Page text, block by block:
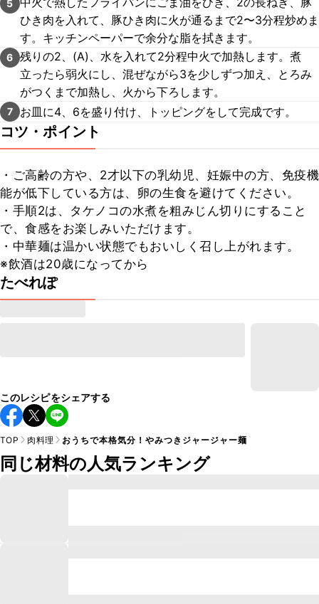
5
ひき肉を入れて、豚ひき肉に火が通るまで2〜3分程炒めま
す。キッチンペーパーで余分な脂を拭きます。
6 残りの2、(A)、水を入れて2分程中火で加熱します。煮
立ったら弱火にし、混ぜながら3を少しずつ加え、とろみ
がつくまで加熱し、火から下ろします。
7 お皿に4、6を盛り付け、トッピングをして完成です。
コツ・ポイント
・ご高齢の方や、2才以下の乳幼児、妊娠中の方、免疫機
能が低下している方は、卵の生食を避けてください。
・手順2は、タケノコの水煮を粗みじん切りにすること
で、食感をお楽しみいただけます。
・中華麺は温かい状態でもおいしく召し上がれます。
※飲酒は20歳になってから
たべれぽ
このレシピをシェアする
TOP 肉料理 おうちで本格気分！やみつきジャージャー麺
同じ材料の人気ランキング